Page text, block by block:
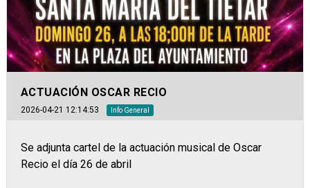
ACTUACIÓN OSCAR RECIO
2026-04-21 12:14:53 Info General
Se adjunta cartel de la actuación musical de Oscar
Recio el día 26 de abril